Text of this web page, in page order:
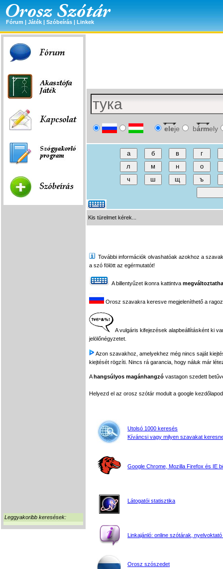
Fórum | Játék | Szóbeírás | Linkek
Leggyakoribb keresések:
eleje bármely
Kis türelmet kérek...
További információk olvashatóak azokhoz a
a szó fölött az egérmutatót!
A billentyűzet ikonra kattintva
Orosz szavakra keresve megjeleníthető a
A vulgáris kifejezések alapbeállításként ki
jelölőnégyzetet.
Azon szavakhoz, amelyekhez még nincs saját
kiejtését rögzíti. Nincs rá garancia, hogy náluk már
Ahangsúlyos magánhangzó vastagon szedett
Helyezd el az orosz szótár modult a google
Utolsó 1000 keresés
Kíváncsi vagy milyen szavakat
Google Chrome, Mozilla Firefox és IE
Látogatói statisztika
Linkajánló: online szótárak, nyelvoktató
Orosz szószedet